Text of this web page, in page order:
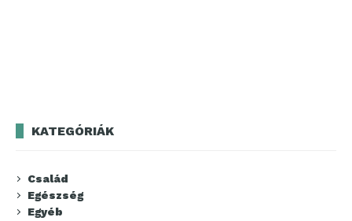
KATEGÓRIÁK
Család
Egészség
Egyéb